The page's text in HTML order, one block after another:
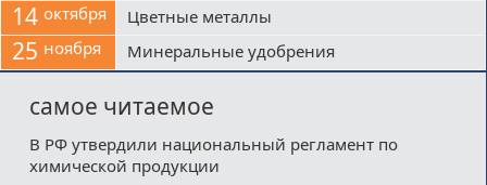
14 октября Цветные металлы
25 ноября Минеральные удобрения
самое читаемое
В РФ утвердили национальный регламент по
химической продукции